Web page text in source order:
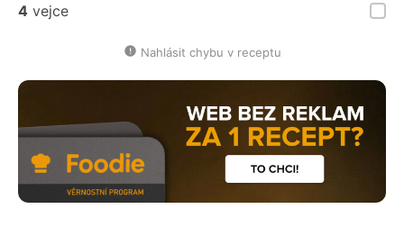
4 vejce
Nahlásit chybu v receptu